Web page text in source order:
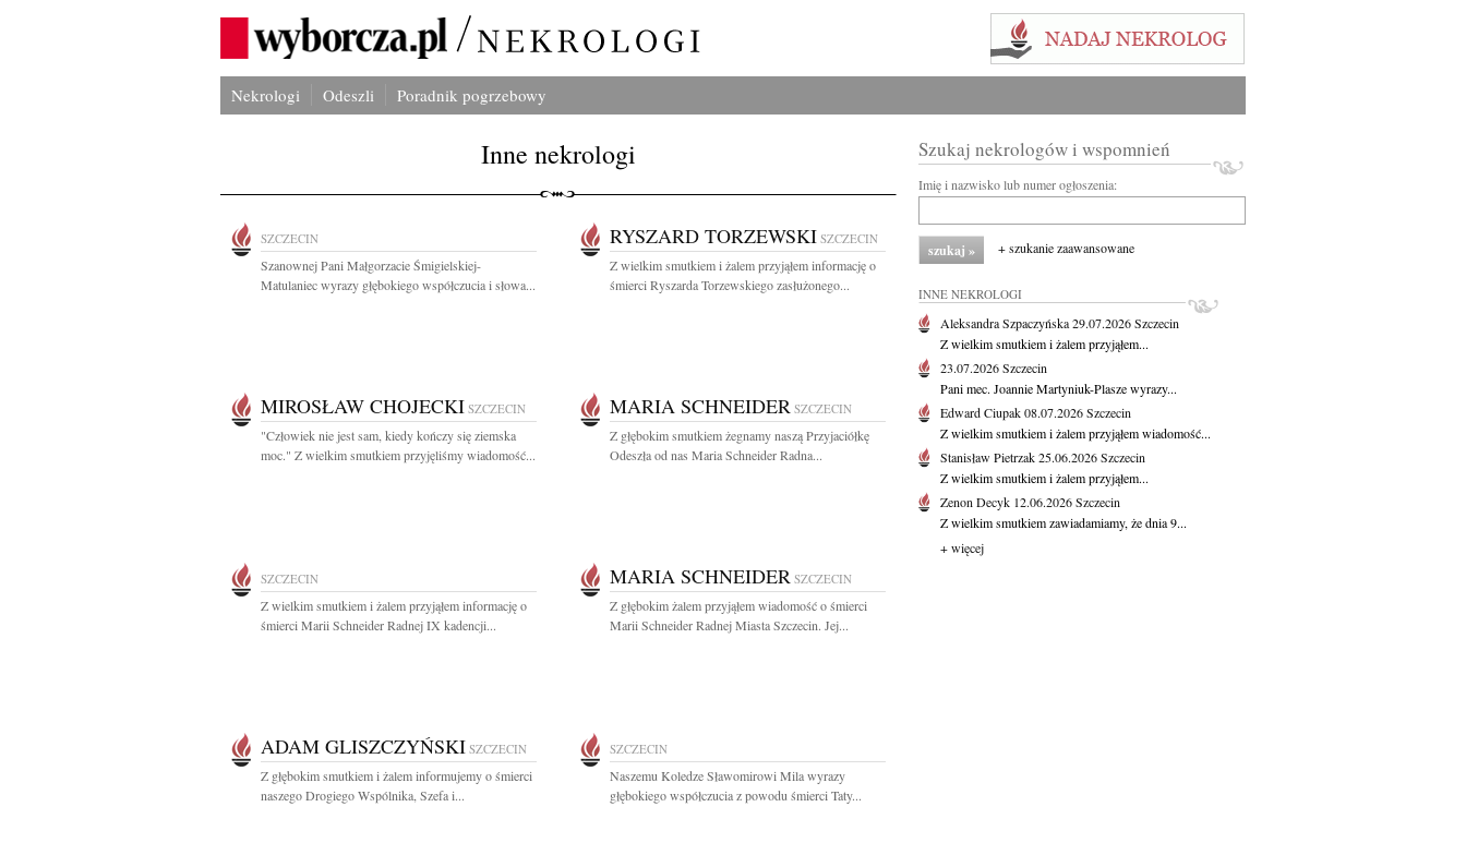
Nekrologi Odeszli Poradnik pogrzebowy
Inne nekrologi
SZCZECIN
Szanownej Pani Małgorzacie Śmigielskiej-
Matulaniec wyrazy głębokiego współczucia i słowa...
RYSZARD TORZEWSKI SZCZECIN
Z wielkim smutkiem i żalem przyjąłem informację o
śmierci Ryszarda Torzewskiego zasłużonego...
MIROSŁAW CHOJECKI SZCZECIN
"Człowiek nie jest sam, kiedy kończy się ziemska
moc." Z wielkim smutkiem przyjęliśmy wiadomość...
MARIA SCHNEIDER SZCZECIN
Z głębokim smutkiem żegnamy naszą Przyjaciółkę
Odeszła od nas Maria Schneider Radna...
SZCZECIN
Z wielkim smutkiem i żalem przyjąłem informację o
śmierci Marii Schneider Radnej IX kadencji...
MARIA SCHNEIDER SZCZECIN
Z głębokim żalem przyjąłem wiadomość o śmierci
Marii Schneider Radnej Miasta Szczecin. Jej...
ADAM GLISZCZYŃSKI SZCZECIN
Z głębokim smutkiem i żalem informujemy o śmierci
naszego Drogiego Wspólnika, Szefa i...
SZCZECIN
Naszemu Koledze Sławomirowi Mila wyrazy
głębokiego współczucia z powodu śmierci Taty...
Szukaj nekrologów i wspomnień
Imię i nazwisko lub numer ogłoszenia:
+ szukanie zaawansowane
INNE NEKROLOGI
Aleksandra Szpaczyńska29.07.2026Szczecin
Z wielkim smutkiem i żalem przyjąłem...
23.07.2026Szczecin
Pani mec. Joannie Martyniuk-Plasze wyrazy...
Edward Ciupak08.07.2026Szczecin
Z wielkim smutkiem i żalem przyjąłem wiadomość...
Stanisław Pietrzak25.06.2026Szczecin
Z wielkim smutkiem i żalem przyjąłem...
Zenon Decyk 12.06.2026Szczecin
Z wielkim smutkiem zawiadamiamy, że dnia 9...
+ więcej